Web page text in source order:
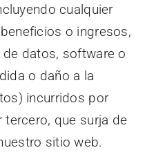
cualquier
o ingresos,
datos, software o
o daño a la
incurridos por
que surja de
sitio web.